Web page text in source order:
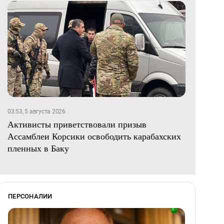
03:53, 5 августа 2026
Активисты приветствовали призыв
Ассамблеи Корсики освободить карабахских
пленных в Баку
ПЕРСОНАЛИИ